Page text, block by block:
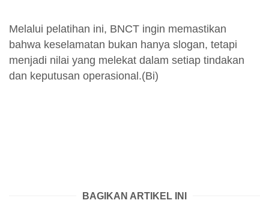
Melalui pelatihan ini, BNCT ingin memastikan
bahwa keselamatan bukan hanya slogan, tetapi
menjadi nilai yang melekat dalam setiap tindakan
dan keputusan operasional.(Bi)
BAGIKAN ARTIKEL INI